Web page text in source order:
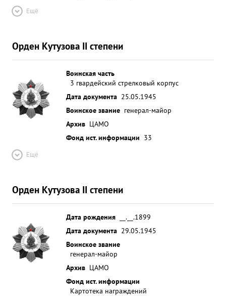
Ещё
Орден Кутузова II степени
Воинская часть
3 гвардейский стрелковый корпус
Дата документа 25.05.1945
Воинское звание генерал-майор
Архив ЦАМО
Фонд ист. информации 33
Ещё
Орден Кутузова II степени
Дата рождения
__.__.1899
Дата документа 29.05.1945
Воинское звание
генерал-майор
Архив ЦАМО
Фонд ист. информации
Картотека награждений